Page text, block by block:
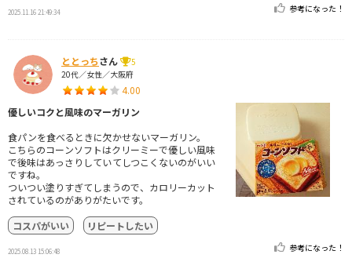
2025.11.16 21:49:34 参考になった！
ととっちさん
5
20代／女性／大阪府
4.00
優しいコクと風味のマーガリン
食パンを食べるときに欠かせないマーガリン。
こちらのコーンソフトはクリーミーで優しい風味
で後味はあっさりしていてしつこくないのがいい
ですね。
ついつい塗りすぎてしまうので、カロリーカット
されているのがありがたいです。
コスパがいい
リピートしたい
2025.08.13 15:06:48 参考になった！